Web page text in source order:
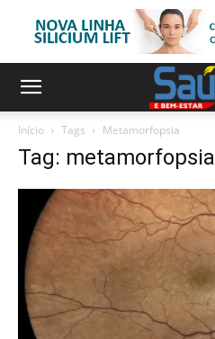
Início Tags Metamorfopsia
Tag: metamorfopsia